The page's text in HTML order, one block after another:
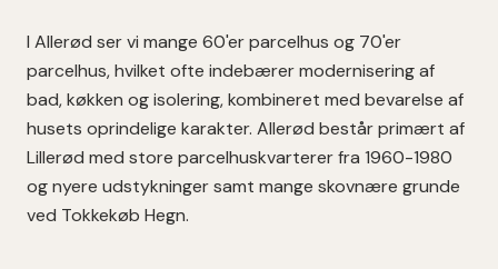
I Allerød ser vi mange 60'er parcelhus og 70'er
parcelhus, hvilket ofte indebærer modernisering af
bad, køkken og isolering, kombineret med bevarelse af
husets oprindelige karakter. Allerød består primært af
Lillerød med store parcelhuskvarterer fra 1960-1980
og nyere udstykninger samt mange skovnære grunde
ved Tokkekøb Hegn.